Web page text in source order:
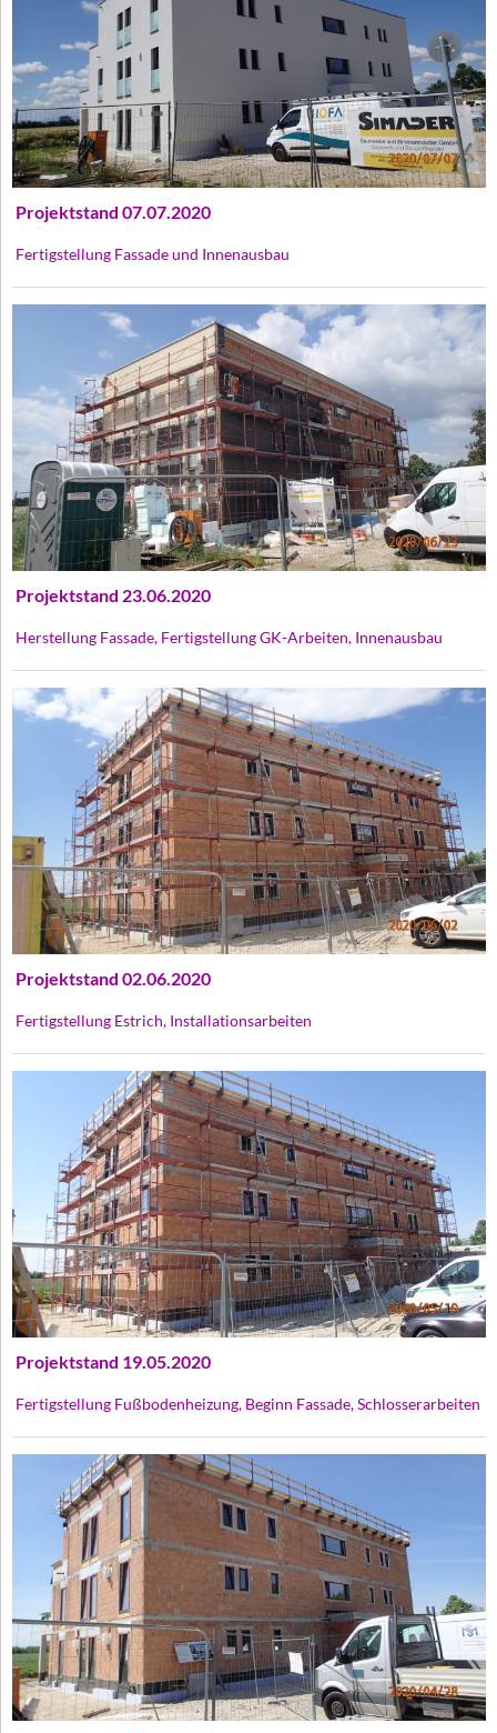
Projektstand 07.07.2020
Fertigstellung Fassade und Innenausbau
Projektstand 23.06.2020
Herstellung Fassade, Fertigstellung GK-Arbeiten, Innenausbau
Projektstand 02.06.2020
Fertigstellung Estrich, Installationsarbeiten
Projektstand 19.05.2020
Fertigstellung Fußbodenheizung, Beginn Fassade, Schlosserarbeiten